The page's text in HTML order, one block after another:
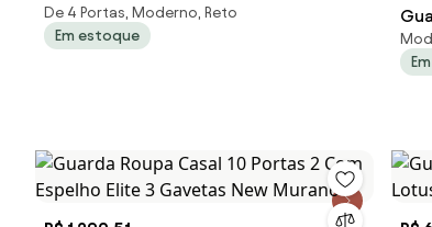
3 Gavetas Attore D02 Amendola Touc
De 4 Portas, Moderno, Reto
Em estoque